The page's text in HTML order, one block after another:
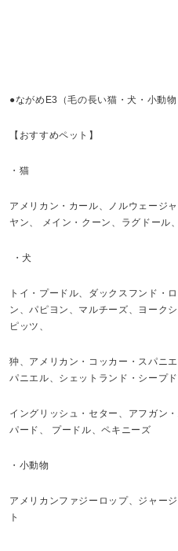
●ながめE3（毛の長い猫・犬・小動
【おすすめペット】
・猫
アメリカン・カール、ノルウェージ
ヤン、 メイン・クーン、ラグドール
・犬
トイ・プードル、ダックスフンド・
ン、パピヨン、マルチーズ、ヨーク
ピッツ、
狆、アメリカン・コッカー・スパニ
パニエル、シェットランド・シープ
イングリッシュ・セター、アフガン
パード、 プードル、ペキニーズ
・小動物
アメリカンファジーロップ、ジャー
ト